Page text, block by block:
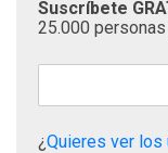
Suscríbete
25.000
¿Quieres ver